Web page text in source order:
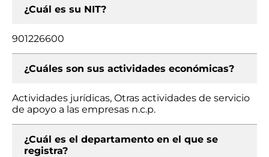
¿Cuál es su NIT?
901226600
¿Cuáles son sus actividades económicas?
Actividades jurídicas, Otras actividades de servicio
de apoyo a las empresas n.c.p.
¿Cuál es el departamento en el que se
registra?